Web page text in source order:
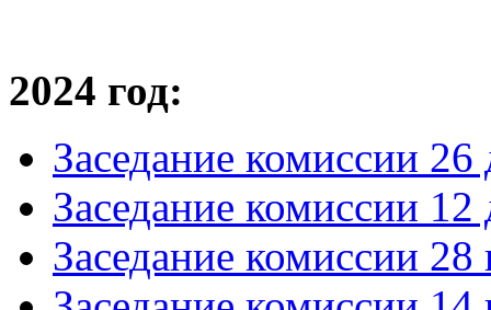
2024 год:
Заседание комиссии 26
Заседание комиссии 12
Заседание комиссии